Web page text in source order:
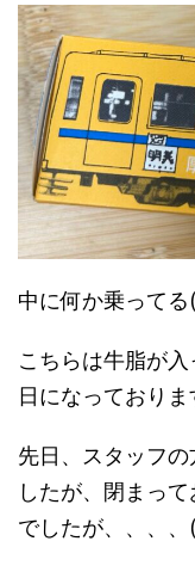
中に何か乗って
こちらは牛脂が
日になっておりま
先日、スタッフ
したが、閉まっ
でしたが、、、